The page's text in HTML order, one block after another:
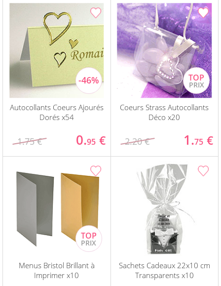
Autocollants Coeurs Ajourés
Dorés x54
1.75 € 0.95 €
Coeurs Strass Autocollants
Déco x20
2.20 € 1.75 €
Menus Bristol Brillant à
Imprimer x10
Sachets Cadeaux 22x10 cm
Transparents x10